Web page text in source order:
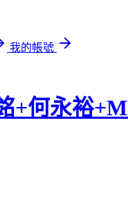
我的帳號
+何永裕